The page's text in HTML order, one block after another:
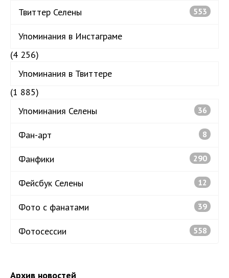
Твиттер Селены 553
Упоминания в Инстаграме
(4 256)
Упоминания в Твиттере
(1 885)
Упоминания Селены
36
Фан-арт 8
Фанфики 290
Фейсбук Селены 12
Фото с фанатами 39
Фотосессии 558
Архив новостей